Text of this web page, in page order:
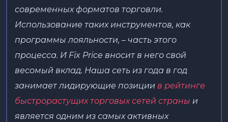
современных форматов торговли.
Использование таких инструментов, как
программы лояльности, – часть этого
процесса. И Fix Price вносит в него свой
весомый вклад. Наша сеть из года в год
занимает лидирующие позиции в рейтинге
быстрорастущих торговых сетей страны и
является одним из самых активных